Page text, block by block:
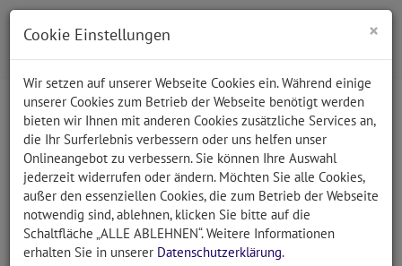
Suche
Bitte geben Sie einen Suchbegriff ein.
Falls Sie nicht finden wonach Sie suchen,
Cookie Einstellungen ×
Wir setzen auf unserer Webseite Cookies ein. Während einige
unserer Cookies zum Betrieb der Webseite benötigt werden
bieten wir Ihnen mit anderen Cookies zusätzliche Services an,
die Ihr Surferlebnis verbessern oder uns helfen unser
Onlineangebot zu verbessern. Sie können Ihre Auswahl
jederzeit widerrufen oder ändern. Möchten Sie alle Cookies,
außer den essenziellen Cookies, die zum Betrieb der Webseite
notwendig sind, ablehnen, klicken Sie bitte auf die
Schaltfläche „ALLE ABLEHNEN“. Weitere Informationen
erhalten Sie in unserer Datenschutzerklärung.